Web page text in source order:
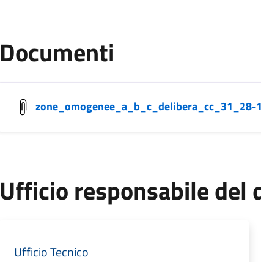
Documenti
Ufficio responsabile del
Ufficio Tecnico